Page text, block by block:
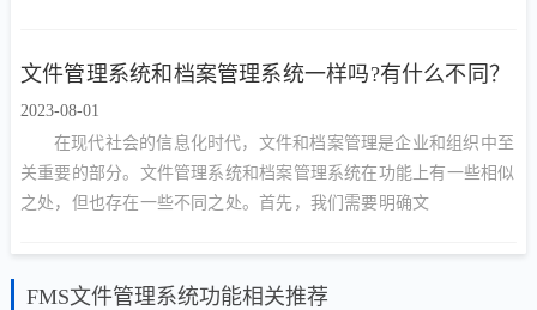
文件管理系统和档案管理系统一样吗?有什么不同？
2023-08-01
在现代社会的信息化时代，文件和档案管理是企业和组织中至
关重要的部分。文件管理系统和档案管理系统在功能上有一些相似
之处，但也存在一些不同之处。首先，我们需要明确文
FMS文件管理系统功能相关推荐